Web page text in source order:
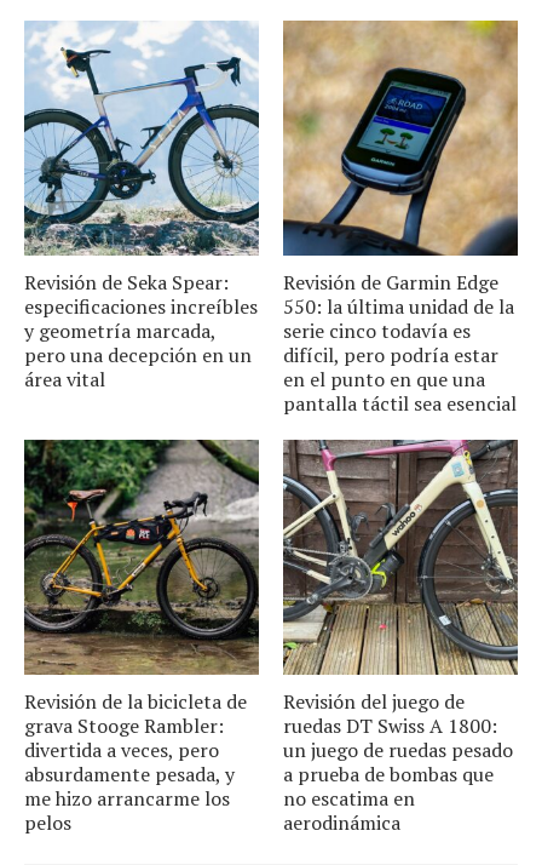
Revisión de Seka Spear:
especificaciones increíbles
y geometría marcada,
pero una decepción en un
área vital
Revisión de Garmin Edge
550: la última unidad de la
serie cinco todavía es
difícil, pero podría estar
en el punto en que una
pantalla táctil sea esencial
Revisión de la bicicleta de
grava Stooge Rambler:
divertida a veces, pero
absurdamente pesada, y
me hizo arrancarme los
pelos
Revisión del juego de
ruedas DT Swiss A 1800:
un juego de ruedas pesado
a prueba de bombas que
no escatima en
aerodinámica